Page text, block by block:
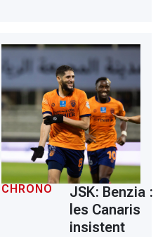
CHRONO
JSK: Benzia :
les Canaris
insistent